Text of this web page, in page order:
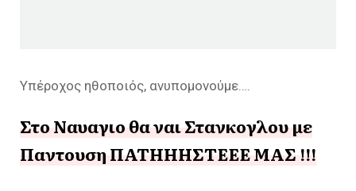
Υπέροχος ηθοποιός, ανυπομονούμε….
Στο Ναυαγιο θα ναι Στανκογλου με
Παντουση ΠΑΤΗΗΗΣΤΕΕΕ ΜΑΣ !!!